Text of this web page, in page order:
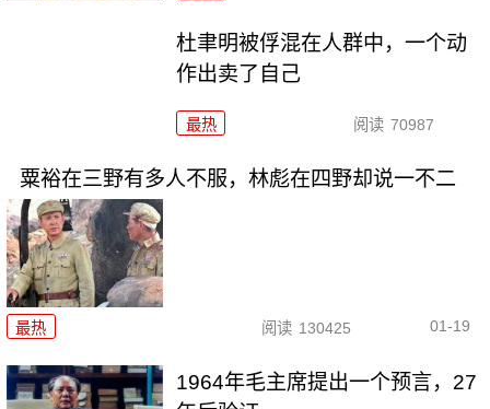
杜聿明被俘混在人群中，一个动
作出卖了自己
最热 阅读 70987
粟裕在三野有多人不服，林彪在四野却说一不二
最热 阅读 130425 01-19
1964年毛主席提出一个预言，27